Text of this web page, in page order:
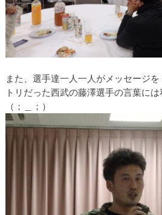
また、選手達一人一人がメッセージを
トリだった西武の藤澤選手の言葉に
（；＿；）